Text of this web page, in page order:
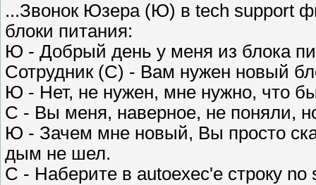
...Звонок Юзера (Ю) в tech support
блоки питания:
Ю - Добрый день у меня из блока
Сотрудник (С) - Вам нужен новый
Ю - Нет, не нужен, мне нужно, что
С - Вы меня, наверное, не поняли,
Ю - Зачем мне новый, Вы просто
дым не шел.
С - Наберите в autoexec'e строку no